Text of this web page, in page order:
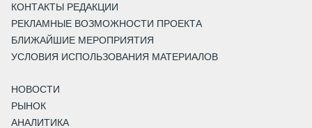
КОНТАКТЫ РЕДАКЦИИ
РЕКЛАМНЫЕ ВОЗМОЖНОСТИ ПРОЕКТА
БЛИЖАЙШИЕ МЕРОПРИЯТИЯ
УСЛОВИЯ ИСПОЛЬЗОВАНИЯ МАТЕРИАЛОВ
НОВОСТИ
РЫНОК
АНАЛИТИКА